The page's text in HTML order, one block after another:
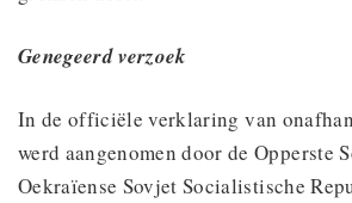
Genegeerd verzoek
In de officiële verklaring van
werd aangenomen door de Opperste
Oekraïense Sovjet Socialistische